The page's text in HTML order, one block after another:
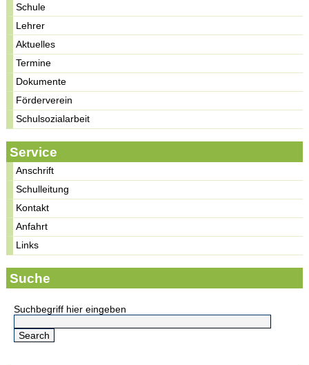
Schule
Lehrer
Aktuelles
Termine
Dokumente
Förderverein
Schulsozialarbeit
Service
Anschrift
Schulleitung
Kontakt
Anfahrt
Links
Suche
Suchbegriff hier eingeben